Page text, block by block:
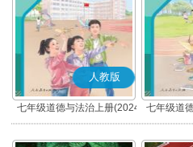
人教版
七年级道德与法治上册(2024
秋版)(部编版)
七年级道
春